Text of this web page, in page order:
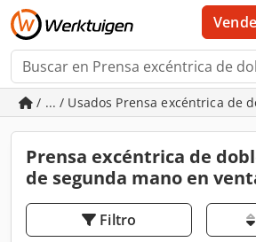
/ ... / Usados Prensa excéntrica de
Prensa excéntrica de
de segunda mano en
Filtro